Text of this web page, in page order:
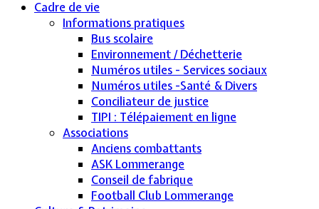
Cadre de vie
Informations pratiques
Bus scolaire
Environnement / Déchetterie
Numéros utiles - Services sociaux
Numéros utiles -Santé & Divers
Conciliateur de justice
TIPI : Télépaiement en ligne
Associations
Anciens combattants
ASK Lommerange
Conseil de fabrique
Football Club Lommerange